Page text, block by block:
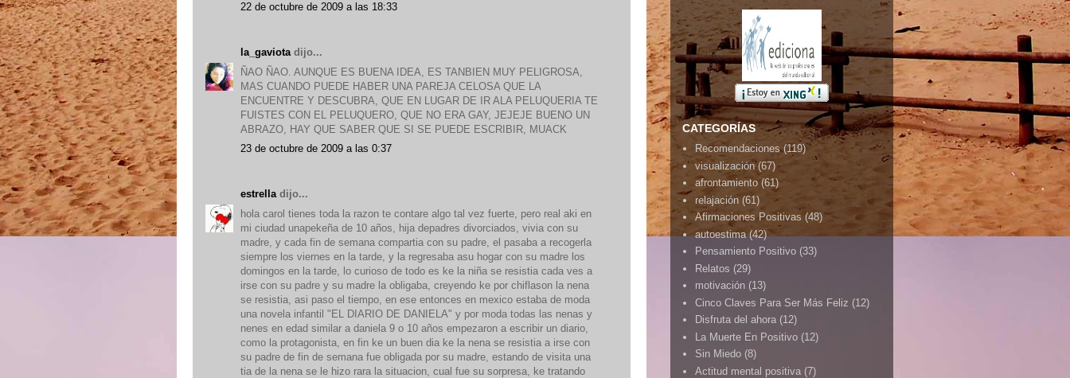
22 de octubre de 2009 a las 18:33
la_gaviotadijo...
ÑAO ÑAO. AUNQUE ES BUENA IDEA, ES TANBIEN MUY PELIGROSA,
MAS CUANDO PUEDE HABER UNA PAREJA CELOSA QUE LA
ENCUENTRE Y DESCUBRA, QUE EN LUGAR DE IR ALA PELUQUERIA TE
FUISTES CON EL PELUQUERO, QUE NO ERA GAY, JEJEJE BUENO UN
ABRAZO, HAY QUE SABER QUE SI SE PUEDE ESCRIBIR, MUACK
23 de octubre de 2009 a las 0:37
estrelladijo...
hola carol tienes toda la razon te contare algo tal vez fuerte, pero real aki en
mi ciudad unapekeña de 10 años, hija depadres divorciados, vivia con su
madre, y cada fin de semana compartia con su padre, el pasaba a recogerla
siempre los viernes en la tarde, y la regresaba asu hogar con su madre los
domingos en la tarde, lo curioso de todo es ke la niña se resistia cada ves a
irse con su padre y su madre la obligaba, creyendo ke por chiflason la nena
se resistia, asi paso el tiempo, en ese entonces en mexico estaba de moda
una novela infantil "EL DIARIO DE DANIELA" y por moda todas las nenas y
nenes en edad similar a daniela 9 o 10 años empezaron a escribir un diario,
como la protagonista, en fin ke un buen dia ke la nena se resistia a irse con
su padre de fin de semana fue obligada por su madre, estando de visita una
tia de la nena se le hizo rara la situacion, cual fue su sorpresa, ke tratando
CATEGORÍAS
Recomendaciones (119)
visualización (67)
afrontamiento (61)
relajación (61)
Afirmaciones Positivas (48)
autoestima (42)
Pensamiento Positivo (33)
Relatos (29)
motivación (13)
Cinco Claves Para Ser Más Feliz (12)
Disfruta del ahora (12)
La Muerte En Positivo (12)
Sin Miedo (8)
Actitud mental positiva (7)